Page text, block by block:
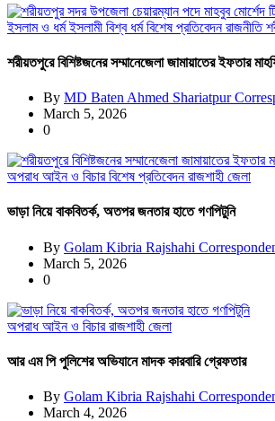
ইসলাম ও ধর্মইসলামী বিশ্ব ধর্মবিশেষ প্রতিবেদনরাজনীতি
শরীয়তপুরে বিশিষ্টজনের সম্মানেজেলা জামায়াতের ইফতার
By MD Baten Ahmed Shariatpur
March 5, 2026
0
অপরাধআইন ও বিচারবিশেষ প্রতিবেদনরাজশাহী জেলা
ভাড়া নিয়ে বাকবিতর্ক, অতপর জনতার হাতে গণপিটুনি
By Golam Kibria Rajshahi
March 5, 2026
0
অপরাধআইন ও বিচাররাজশাহী জেলা
আর এম পি পুলিশের অভিযানে মাদক কারবারি গ্রেফতার
By Golam Kibria Rajshahi
March 4, 2026